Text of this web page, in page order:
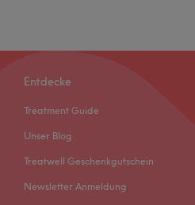
Entdecke
Treatment Guide
Unser Blog
Treatwell Geschenkgutschein
Newsletter Anmeldung